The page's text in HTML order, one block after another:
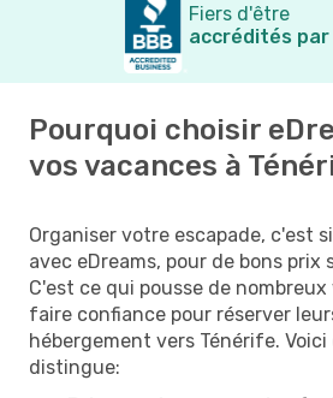
Fiers d'être
accrédités par
Pourquoi choisir
vos vacances à
Organiser votre escapade, c'est
avec eDreams, pour de bons prix
C'est ce qui pousse de
faire confiance pour réserver
hébergement vers Ténérife.
distingue: